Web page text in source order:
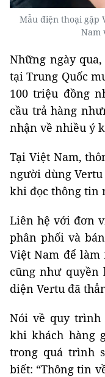
Mẫu điện thoại gập
Nam
Những ngày
tại Trung Quốc
100 triệu đồng
cầu trả hàng
nhận về nhiều ý
Tại Việt Nam,
người dùng
khi đọc thông tin
Liên hệ với đơn
phân phối và
Việt Nam để làm
cũng như quyền
diện Vertu đã
Nói về quy trình
khi khách hàng
trong quá trình
biết: “Thông tin